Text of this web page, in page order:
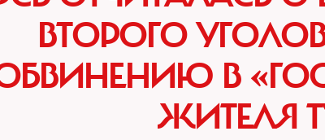
ВТОРОГО
В
ЖИТЕЛЯ